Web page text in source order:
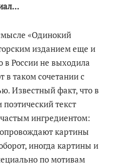
«Одинокий
изданием еще и
в России не выходила
в таком сочетании с
Известный факт, что в
текст
ингредиентом:
картины
иногда картины и
по мотивам